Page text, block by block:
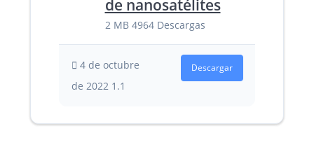
de nanosatélites
2 MB 4964 Descargas
4 de octubre
de 2022 1.1
Descargar